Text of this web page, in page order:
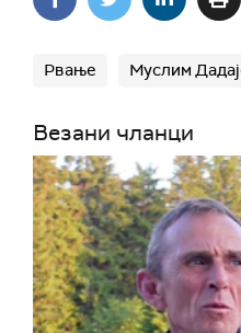
Рвање Муслим
Везани чланци